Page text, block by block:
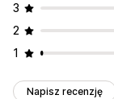
3
2
1
Napisz recenzję